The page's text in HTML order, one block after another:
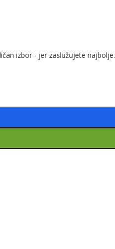
izbor - jer zaslužujete najbolje.